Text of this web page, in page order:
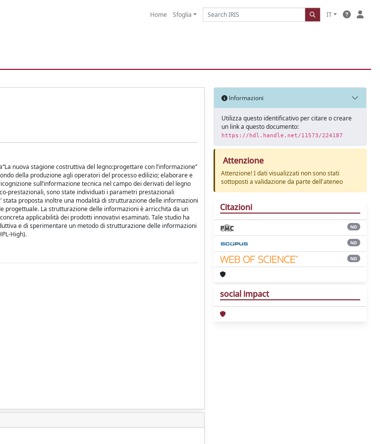
Home Sfoglia IT
nuova stagione costruttiva del legno:progettare con l’informazione”
della produzione agli operatori del processo edilizio; elaborare e
sull’informazione tecnica nel campo dei derivati del legno
prestazionali, sono state individuati i parametri prestazionali
proposta inoltre una modalità di strutturazione delle informazioni
progettuale. La strutturazione delle informazioni è arricchita da un
applicabilità dei prodotti innovativi esaminati. Tale studio ha
e di sperimentare un metodo di strutturazione delle informazioni
High).
Informazioni
Utilizza questo identificativo per citare o creare
un link a questo documento:
https://hdl.handle.net/11573/224187
Attenzione
Attenzione! I dati visualizzati non sono stati
sottoposti a validazione da parte dell'ateneo
Citazioni
ND
ND
ND
social impact